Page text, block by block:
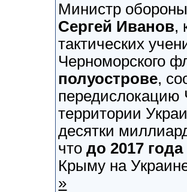
Министр
Сергей Иванов,
тактических
Черноморского
полуострове,
передислокацию
территории
десятки
чтодо 2017 года
Крыму на
»